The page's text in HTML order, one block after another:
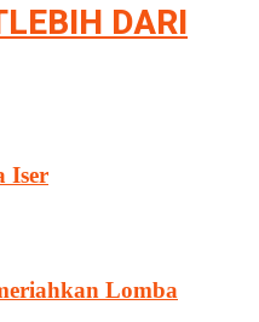
LEBIH DARI
Iser
Lomba